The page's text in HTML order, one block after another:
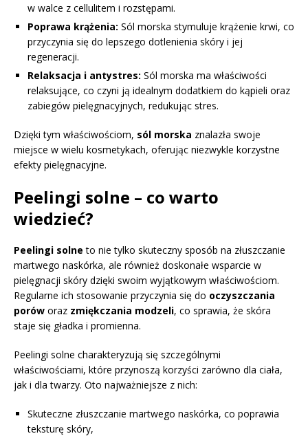
w walce z cellulitem i rozstępami.
Poprawa krążenia: Sól morska stymuluje krążenie krwi, co
przyczynia się do lepszego dotlenienia skóry i jej
regeneracji.
Relaksacja i antystres: Sól morska ma właściwości
relaksujące, co czyni ją idealnym dodatkiem do kąpieli oraz
zabiegów pielęgnacyjnych, redukując stres.
Dzięki tym właściwościom, sól morska znalazła swoje
miejsce w wielu kosmetykach, oferując niezwykle korzystne
efekty pielęgnacyjne.
Peelingi solne – co warto
wiedzieć?
Peelingi solne to nie tylko skuteczny sposób na złuszczanie
martwego naskórka, ale również doskonałe wsparcie w
pielęgnacji skóry dzięki swoim wyjątkowym właściwościom.
Regularne ich stosowanie przyczynia się do oczyszczania
porów oraz zmiękczania modzeli, co sprawia, że skóra
staje się gładka i promienna.
Peelingi solne charakteryzują się szczególnymi
właściwościami, które przynoszą korzyści zarówno dla ciała,
jak i dla twarzy. Oto najważniejsze z nich:
Skuteczne złuszczanie martwego naskórka, co poprawia
teksturę skóry,